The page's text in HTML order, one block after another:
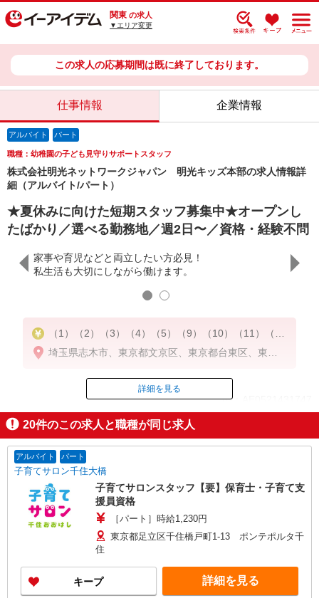
関東 の求人
▼エリア変更
この求人の応募期間は既に終了しております。
仕事情報 企業情報
アルバイト パート
職種：幼稚園の子ども見守りサポートスタッフ
株式会社明光ネットワークジャパン 明光キッズ本部の求人情報詳
細（アルバイト/パート）
★夏休みに向けた短期スタッフ募集中★オープンし
たばかり／選べる勤務地／週2日〜／資格・経験不問
家事や育児などと両立したい方必見！
私生活も大切にしながら働けます。
担任
（1）（2）（3）（4）（5）（9）（10）（11）（12
）（13）
時給1,300円〜1,500円
（6）時給1,400円
（7）（8）時給1,300円
埼玉県志木市、東京都文京区、東京都台東区、東京
北区、東京都荒川区、東京都足立区、東京都府中市
ID：AE0521431747
掲載期間終了
詳細を見る
20件のこの求人と職種が同じ求人
アルバイト パート
子育てサロン千住大橋
子育てサロンスタッフ【要】保育士・子育て支
援員資格
［パート］時給1,230円
東京都足立区千住橋戸町1-13 ポンテポルタ千
住
キープ 詳細を見る